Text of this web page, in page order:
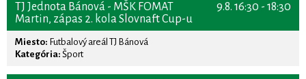
9.8. 16:30 - 18:30
TJ Jednota Bánová - MŠK FOMAT
Martin, zápas 2. kola Slovnaft Cup-u
Miesto: Futbalový areál TJ Bánová
Kategória: Šport